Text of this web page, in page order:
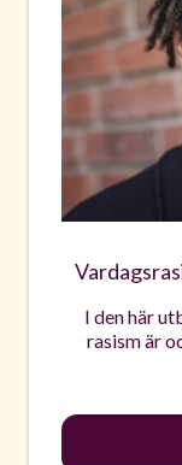
I den här
rasism är